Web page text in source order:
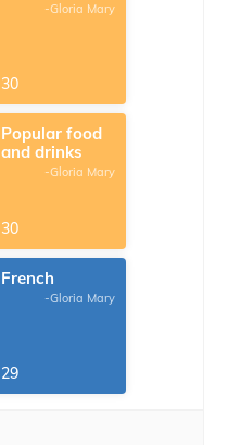
-Gloria Mary
30
Popular food
and drinks
-Gloria Mary
30
French
-Gloria Mary
29